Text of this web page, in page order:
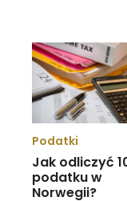
Podatki
Jak odliczyć
podatku w
Norwegii?